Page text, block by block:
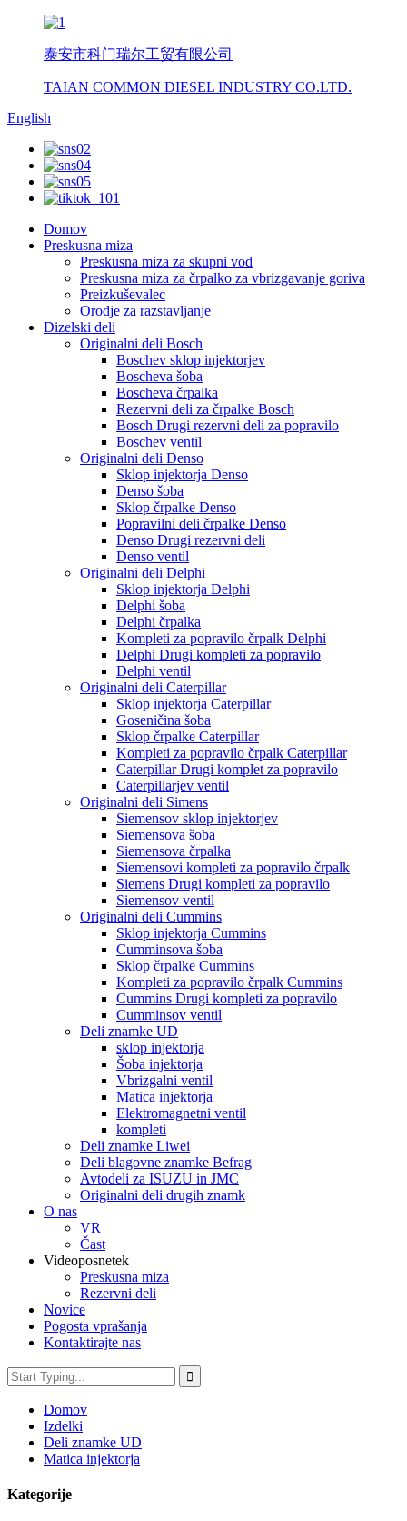
泰安市科门瑞尔工贸有限公司
TAIAN COMMON DIESEL INDUSTRY CO.LTD.
English
Domov
Preskusna miza
Preskusna miza za skupni vod
Preskusna miza za črpalko za vbrizgavanje goriva
Preizkuševalec
Orodje za razstavljanje
Dizelski deli
Originalni deli Bosch
Boschev sklop injektorjev
Boscheva šoba
Boscheva črpalka
Rezervni deli za črpalke Bosch
Bosch Drugi rezervni deli za popravilo
Boschev ventil
Originalni deli Denso
Sklop injektorja Denso
Denso šoba
Sklop črpalke Denso
Popravilni deli črpalke Denso
Denso Drugi rezervni deli
Denso ventil
Originalni deli Delphi
Sklop injektorja Delphi
Delphi šoba
Delphi črpalka
Kompleti za popravilo črpalk Delphi
Delphi Drugi kompleti za popravilo
Delphi ventil
Originalni deli Caterpillar
Sklop injektorja Caterpillar
Goseničina šoba
Sklop črpalke Caterpillar
Kompleti za popravilo črpalk Caterpillar
Caterpillar Drugi komplet za popravilo
Caterpillarjev ventil
Originalni deli Simens
Siemensov sklop injektorjev
Siemensova šoba
Siemensova črpalka
Siemensovi kompleti za popravilo črpalk
Siemens Drugi kompleti za popravilo
Siemensov ventil
Originalni deli Cummins
Sklop injektorja Cummins
Cumminsova šoba
Sklop črpalke Cummins
Kompleti za popravilo črpalk Cummins
Cummins Drugi kompleti za popravilo
Cumminsov ventil
Deli znamke UD
sklop injektorja
Šoba injektorja
Vbrizgalni ventil
Matica injektorja
Elektromagnetni ventil
kompleti
Deli znamke Liwei
Deli blagovne znamke Befrag
Avtodeli za ISUZU in JMC
Originalni deli drugih znamk
O nas
VR
Čast
Videoposnetek
Preskusna miza
Rezervni deli
Novice
Pogosta vprašanja
Kontaktirajte nas
Domov
Izdelki
Deli znamke UD
Matica injektorja
Kategorije